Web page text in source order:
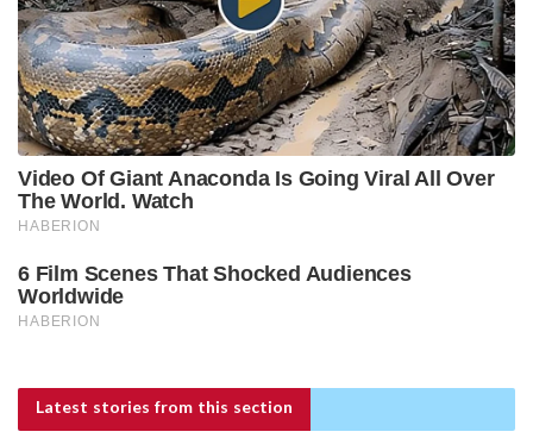
Latest stories from this section